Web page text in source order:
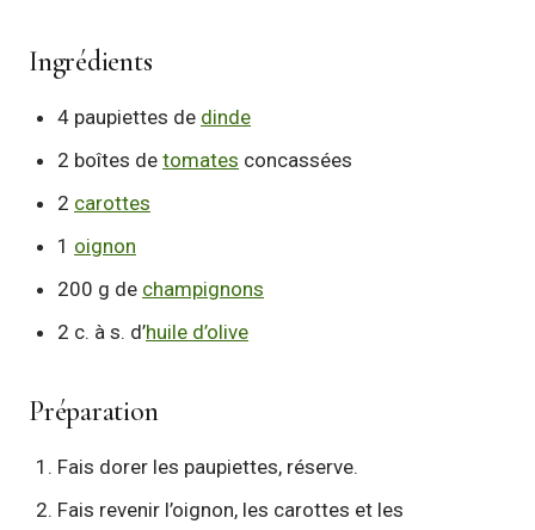
Ingrédients
4 paupiettes de dinde
2 boîtes de tomates concassées
2 carottes
1 oignon
200 g de champignons
2 c. à s. d’huile d’olive
Préparation
Fais dorer les paupiettes, réserve.
Fais revenir l’oignon, les carottes et les